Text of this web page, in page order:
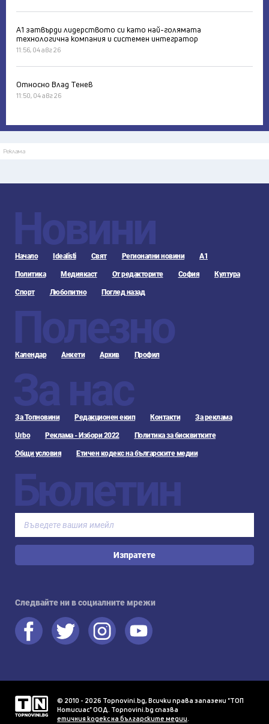
А1 затвърди лидерството си като най-голямата
технологична компания и системен интегратор
11:56, 04 авг 26
Относно Влад Тенев
11:50, 04 авг 26
Реклама
Новини
Начало Idealisti Свят Регионални новини А1
Политика Медиякаст От редакторите София Култура
Спорт Любопитно Поглед назад
Полезно
Календар Анкети Архив Профил
За нас
За Топновини Редакционен екип Контакти За реклама
Urbo Реклама - Избори 2022 Политика за бисквитките
Общи условия Етичен кодекс на българските медии
Бюлетин
Изпратете
Следвайте ни в социалните мрежи
© 2010 - 2026 Topnovini.bg, Всички права запазени "ТОП
Нотисиас" ООД. Topnovini.bg спазва
етичния кодекс на българските медии